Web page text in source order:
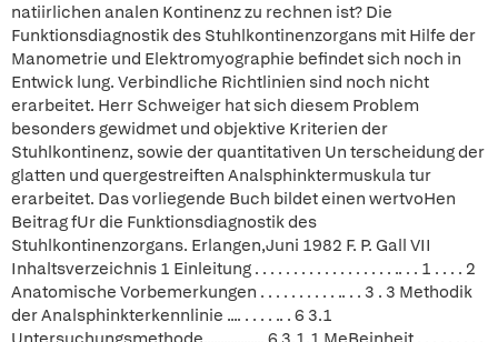
natiirlichen analen Kontinenz zu rechnen ist? Die
Funktionsdiagnostik des Stuhlkontinenzorgans mit Hilfe der
Manometrie und Elektromyographie befindet sich noch in
Entwick lung. Verbindliche Richtlinien sind noch nicht
erarbeitet. Herr Schweiger hat sich diesem Problem
besonders gewidmet und objektive Kriterien der
Stuhlkontinenz, sowie der quantitativen Un terscheidung der
glatten und quergestreiften Analsphinktermuskula tur
erarbeitet. Das vorliegende Buch bildet einen wertvoHen
Beitrag fUr die Funktionsdiagnostik des
Stuhlkontinenzorgans. Erlangen,Juni 1982 F. P. Gall VII
Inhaltsverzeichnis 1 Einleitung . . . . . . . . . . . . . . . . . . .. . . 1 . . . . 2
Anatomische Vorbemerkungen . . . . . . . . . . .. . . 3 . 3 Methodik
der Analsphinkterkennlinie .... . . . . .. . 6 3.1